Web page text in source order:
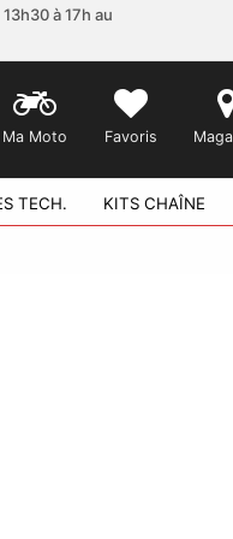
à 17h au
Favoris
Ma Moto
TECH. KITS CHAÎNE